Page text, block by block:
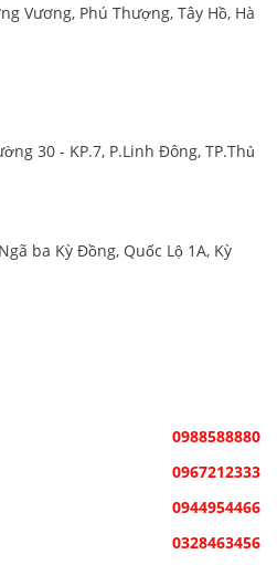
Vương, Phú Thượng, Tây Hồ, Hà
30 - KP.7, P.Linh Đông, TP.Thủ
Ngã ba Kỳ Đồng, Quốc Lộ 1A, Kỳ
0988588880
0967212333
0944954466
0328463456